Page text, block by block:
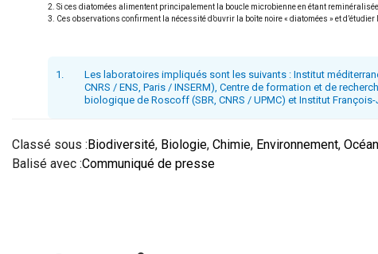
Si ces diatomées alimentent principalement la boucle microbienne en étant
Ces observations confirment la nécessité d’ouvrir la boîte noire « diatomées » et
1.
Les laboratoires impliqués sont les suivants : Institut
CNRS / ENS, Paris / INSERM), Centre de formation et de
biologique de Roscoff (SBR, CNRS / UPMC) et Institut François-
Classé sous :Biodiversité, Biologie, Chimie, Environnement, Océan
Balisé avec :Communiqué de presse